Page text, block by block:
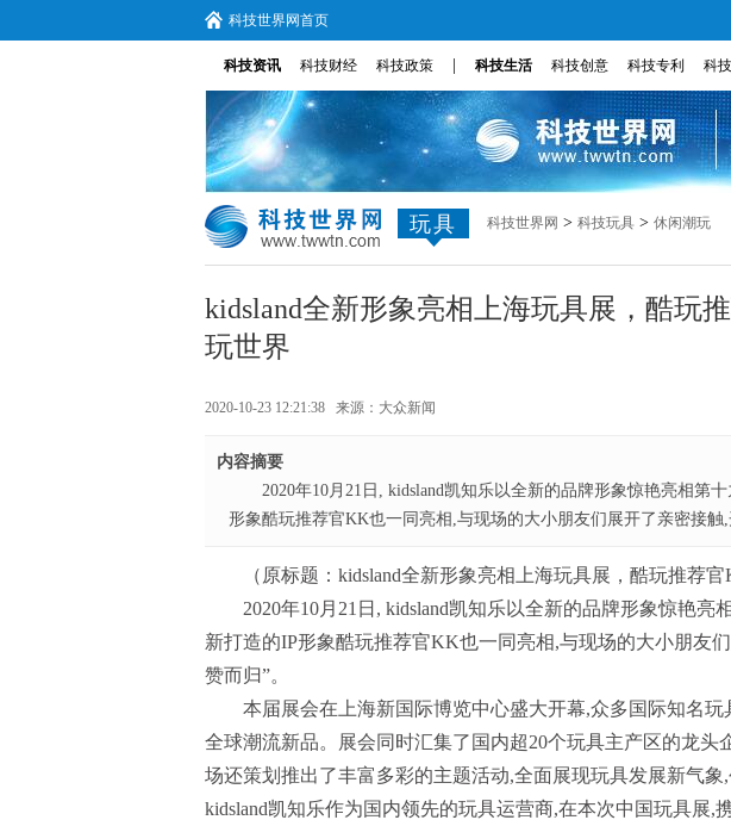
科技世界网首页
科技资讯 科技财经 科技政策 科技生活 科技创意 科技专利 科
玩具 科技世界网 > 科技玩具 > 休闲潮玩
kidsland全新形象亮相上海玩具展，酷玩
玩世界
2020-10-23 12:21:38 来源： 大众新闻
内容摘要
2020年10月21日, kidsland凯知乐以全新的品牌形象惊艳亮相第
形象酷玩推荐官KK也一同亮相,与现场的大小朋友们展开了亲密接触,
（原标题：kidsland全新形象亮相上海玩具展，酷玩推荐
2020年10月21日, kidsland凯知乐以全新的品牌形象惊艳亮
新打造的IP形象酷玩推荐官KK也一同亮相,与现场的大小朋友
赞而归”。
本届展会在上海新国际博览中心盛大开幕,众多国际知名
全球潮流新品。展会同时汇集了国内超20个玩具主产区的龙头
场还策划推出了丰富多彩的主题活动,全面展现玩具发展新气象,
kidsland凯知乐作为国内领先的玩具运营商,在本次中国玩具展,